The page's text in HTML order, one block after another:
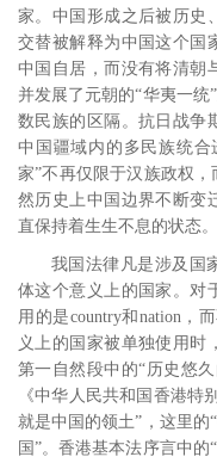
家。 中国形成之后被历史
交替被解释为中国这个国
中国自居，而没有将清朝
并发展了元朝的“华夷一统
数民族的区隔。 抗日战争
中国疆域内的多民族统合
家”不再仅限于汉族政权，
然历史上中国边界不断变
直保持着生生不息的状态。
我国法律凡是涉及国
体这个意义上的国家。对
用的是country和 nation，
义上的国家被单独使用时
第一自然段中的“历史悠
《中华人民共和国香港特
就是中国的领土”，这里的
国”。香港基本法序言中的“